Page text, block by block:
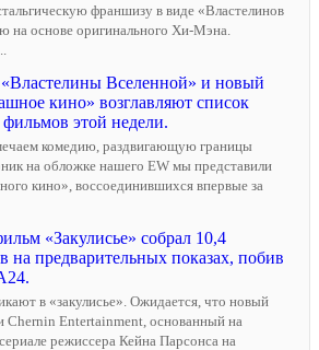
франшизу в виде «Властелинов
на основе оригинального Хи-Мэна.
Вселенной» и новый
кино» возглавляют список
этой недели.
комедию, раздвигающую границы
на обложке нашего EW мы представили
кино», воссоединившихся впервые за
«Закулисье» собрал 10,4
на предварительных показах, побив
в «закулисье». Ожидается, что новый
Chernin Entertainment, основанный на
режиссера Кейна Парсонса на